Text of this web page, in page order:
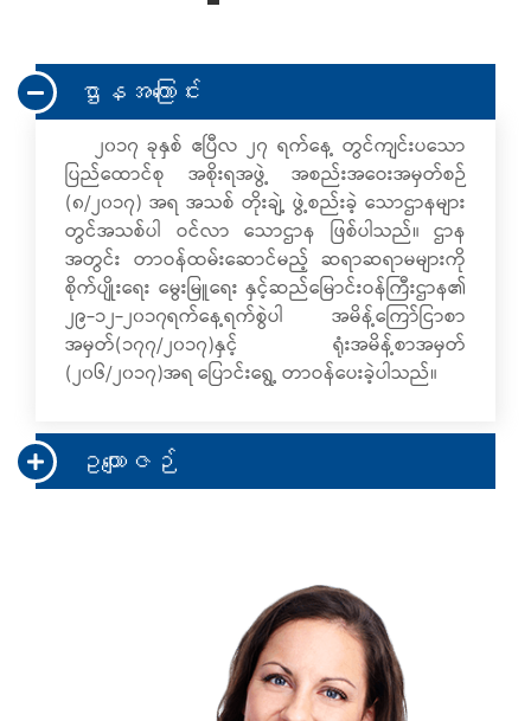
ဌာနအကြောင်း
၂၀၁၇ ခုနှစ် ဧပြီလ ၂၇ ရက်နေ့ တွင်ကျင်းပသော
ပြည်ထောင်စု အစိုးရအဖွဲ့ အစည်းအဝေးအမှတ်စဉ်
(၈/၂၀၁၇) အရ အသစ် တိုးချဲ့ ဖွဲ့စည်းခဲ့ သောဌာနများ
တွင်အသစ်ပါ ဝင်လာ သောဌာန ဖြစ်ပါသည်။ ဌာန
အတွင်း တာဝန်ထမ်းဆောင်မည့် ဆရာဆရာမများကို
စိုက်ပျိုးရေး မွေးမြူရေး နှင့်ဆည်မြောင်းဝန်ကြီးဌာန၏
၂၉-၁၂-၂၀၁၇ရက်နေ့ရက်စွဲပါ အမိန့်ကြော်ငြာစာ
အမှတ်(၁၇၇/၂၀၁၇)နှင့် ရုံးအမိန့်စာအမှတ်
(၂၀၆/၂၀၁၇)အရ ပြောင်းရွေ့ တာဝန်ပေးခဲ့ပါသည်။
ဥယျောဇဉ်